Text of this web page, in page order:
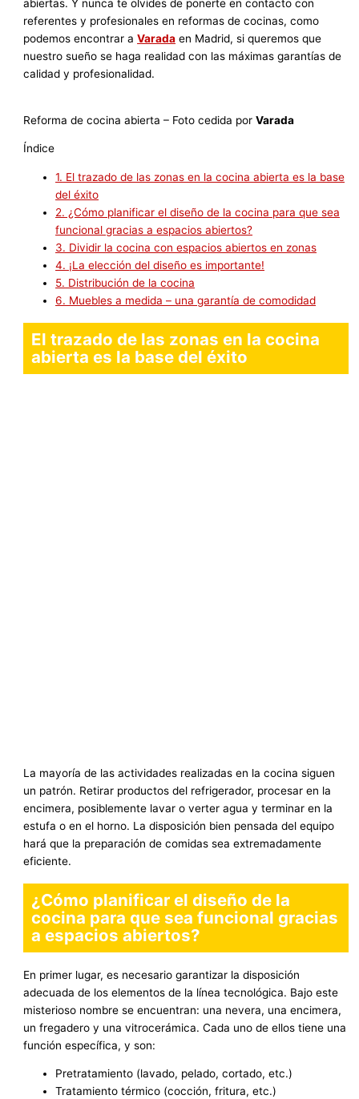
abiertas. Y nunca te olvides de ponerte en contacto con
referentes y profesionales en reformas de cocinas, como
podemos encontrar aVarada en Madrid, si queremos que
nuestro sueño se haga realidad con las máximas garantías de
calidad y profesionalidad.
Reforma de cocina abierta – Foto cedida porVarada
Índice
1. El trazado de las zonas en la cocina abierta es la base
del éxito
2. ¿Cómo planificar el diseño de la cocina para que sea
funcional gracias a espacios abiertos?
3. Dividir la cocina con espacios abiertos en zonas
4. ¡La elección del diseño es importante!
5. Distribución de la cocina
6. Muebles a medida – una garantía de comodidad
El trazado de las zonas en la cocina
abierta es la base del éxito
La mayoría de las actividades realizadas en la cocina siguen
un patrón. Retirar productos del refrigerador, procesar en la
encimera, posiblemente lavar o verter agua y terminar en la
estufa o en el horno. La disposición bien pensada del equipo
hará que la preparación de comidas sea extremadamente
eficiente.
¿Cómo planificar el diseño de la
cocina para que sea funcional gracias
a espacios abiertos?
En primer lugar, es necesario garantizar la disposición
adecuada de los elementos de la línea tecnológica. Bajo este
misterioso nombre se encuentran: una nevera, una encimera,
un fregadero y una vitrocerámica. Cada uno de ellos tiene una
función específica, y son:
Pretratamiento (lavado, pelado, cortado, etc.)
Tratamiento térmico (cocción, fritura, etc.)